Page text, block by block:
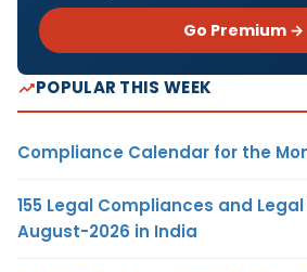
Go Premium →
POPULAR THIS WEEK
Compliance Calendar for the
155 Legal Compliances and
August-2026 in India